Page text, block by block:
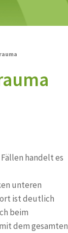
handelt es
unteren
ist deutlich
beim
dem gesamten